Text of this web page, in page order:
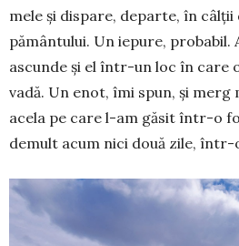
mele și dis­pare, departe, în câlții
pământului. Un iepure, probabil.
ascunde și el într-un loc în care
vadă. Un enot, îmi spun, și
acela pe care l-am găsit într-o
demult acum nici două zile, într-